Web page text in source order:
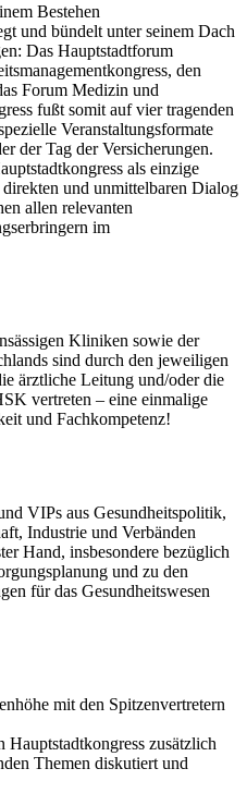
Bestehen
und bündelt unter seinem Dach
Das Hauptstadtforum
den
Forum Medizin und
fußt somit auf vier tragenden
Veranstaltungsformate
der Tag der Versicherungen.
als einzige
und unmittelbaren Dialog
allen relevanten
im
Kliniken sowie der
sind durch den jeweiligen
ärztliche Leitung und/oder die
vertreten – eine einmalige
und Fachkompetenz!
VIPs aus Gesundheitspolitik,
Industrie und Verbänden
Hand, insbesondere bezüglich
und zu den
für das Gesundheitswesen
mit den Spitzenvertretern
Hauptstadtkongress zusätzlich
Themen diskutiert und